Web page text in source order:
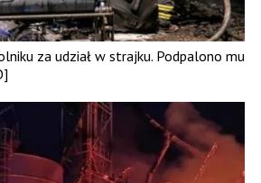
za udział w strajku. Podpalono mu